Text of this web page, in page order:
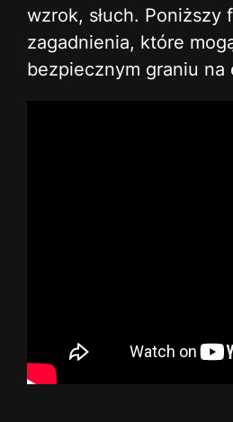
wzrok, słuch. Poniższy
zagadnienia, które
bezpiecznym graniu na